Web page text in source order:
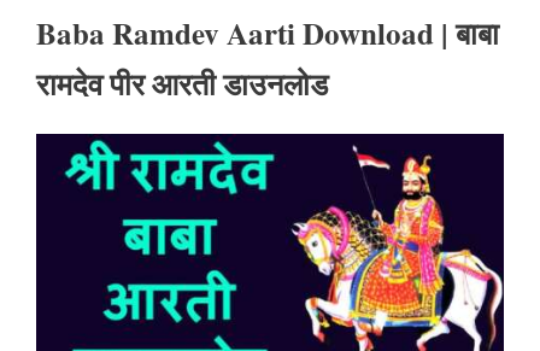
Baba Ramdev Aarti Download|बाबा
रामदेव पीर आरती डाउनलोड